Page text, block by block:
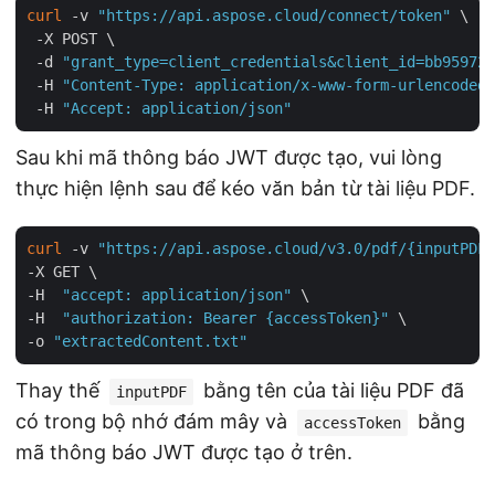
curl -v "https://api.aspose.cloud/connect/token"
\
-X POST \
-d
"grant_type=client_credentials&client_id=bb959721-
-H
"Content-Type: application/x-www-form-urlencoded"
-H
"Accept: application/json"
Sau khi mã thông báo JWT được tạo, vui lòng
thực hiện lệnh sau để kéo văn bản từ tài liệu PDF.
curl -v
"https://api.aspose.cloud/v3.0/pdf/{inputPDF}/
-X GET \
-H
"accept: application/json"
\
-H
"authorization: Bearer {accessToken}"
\
-o
"extractedContent.txt"
Thay thế inputPDF
bằng tên của tài liệu PDF đã
có trong bộ nhớ đám mây và
accessToken
bằng
mã thông báo JWT được tạo ở trên.